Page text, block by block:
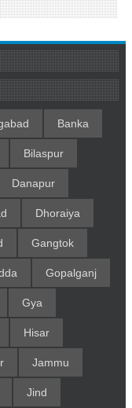
Banka
Bilaspur
Danapur
Dhoraiya
Gangtok
Gopalganj
Gya
Hisar
Jammu
Jind